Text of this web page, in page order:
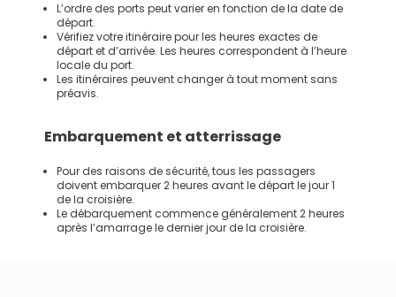
L’ordre des ports peut varier en fonction de la date de
départ.
Vérifiez votre itinéraire pour les heures exactes de
départ et d’arrivée. Les heures correspondent à l’heure
locale du port.
Les itinéraires peuvent changer à tout moment sans
préavis.
Embarquement et atterrissage
Pour des raisons de sécurité, tous les passagers
doivent embarquer 2 heures avant le départ le jour 1
de la croisière.
Le débarquement commence généralement 2 heures
après l’amarrage le dernier jour de la croisière.